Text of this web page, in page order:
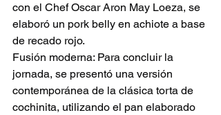
con el Chef Oscar Aron May Loeza, se
elaboró un pork belly en achiote a base
de recado rojo.
Fusión moderna: Para concluir la
jornada, se presentó una versión
contemporánea de la clásica torta de
cochinita, utilizando el pan elaborado